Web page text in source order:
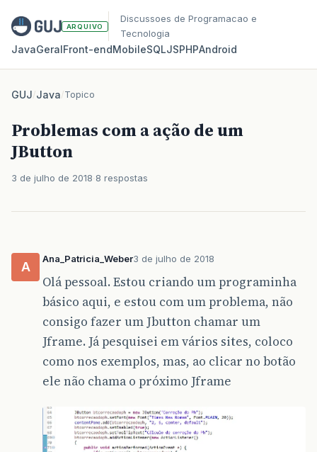
ARQUIVO
Discussoes de Programacao e
Tecnologia
JavaGeralFront‑endMobileSQLJSPHPAndroid
GUJ/Java/Topico
Problemas com a ação de um
JButton
3 de julho de 2018 8 respostas
A
Ana_Patricia_Weber3 de julho de 2018
Olá pessoal. Estou criando um programinha
básico aqui, e estou com um problema, não
consigo fazer um Jbutton chamar um
Jframe. Já pesquisei em vários sites, coloco
como nos exemplos, mas, ao clicar no botão
ele não chama o próximo Jframe